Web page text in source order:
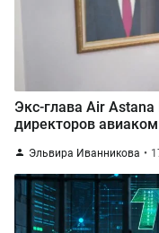
Экс-глава Air
директоров
Эльвира Иванникова